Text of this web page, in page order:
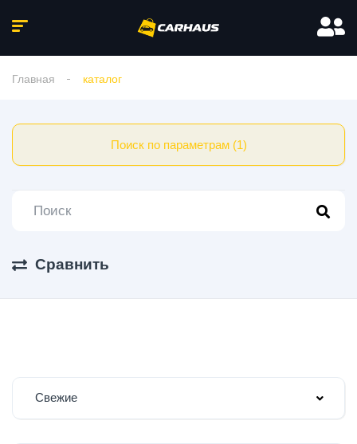
Главная каталог
Поиск по параметрам (1)
Сравнить
Свежие